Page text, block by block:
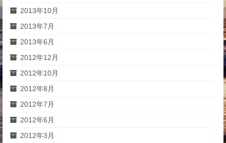
2013年10月
2013年7月
2013年6月
2012年12月
2012年10月
2012年8月
2012年7月
2012年6月
2012年3月